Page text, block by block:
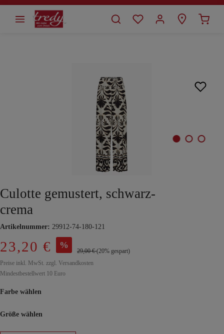
springen
Culotte gemustert, schwarz-
crema
Artikelnummer: 29912-74-180-121
23,20 € %
29,00 €(20% gespart)
Preise inkl. MwSt. zzgl. Versandkosten
Mindestbestellwert 10 Euro
Farbe wählen
Größe wählen